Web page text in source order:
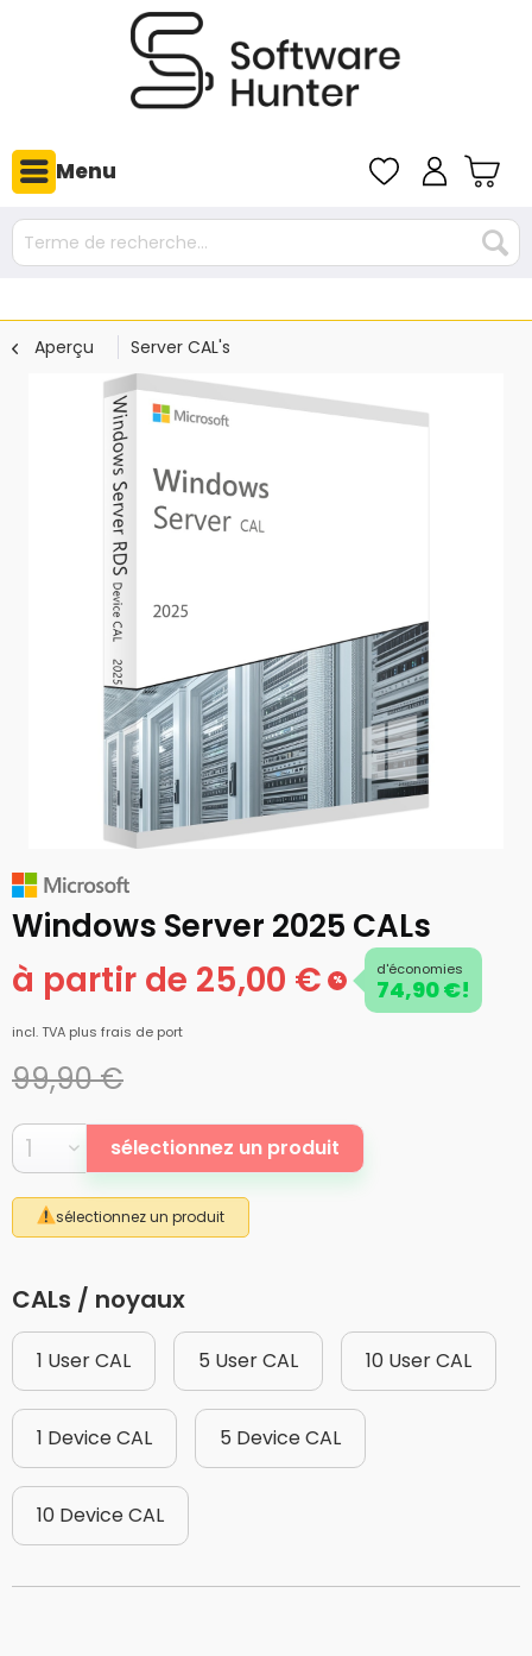
Menu
Aperçu Server CAL's
Windows Server 2025 CALs
à partir de 25,00 € %
d'économies
74,90 €!
incl. TVA plus frais de port
99,90 €
sélectionnez un produit
sélectionnez un produit
CALs / noyaux
1 User CAL 5 User CAL 10 User CAL
1 Device CAL 5 Device CAL
10 Device CAL